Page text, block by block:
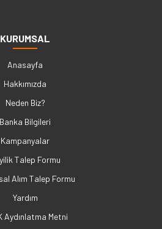
KURUMSAL
Anasayfa
Hakkımızda
Neden Biz?
Banka Bilgileri
Kampanyalar
Talep Formu
Alım Talep Formu
Yardım
Aydınlatma Metni